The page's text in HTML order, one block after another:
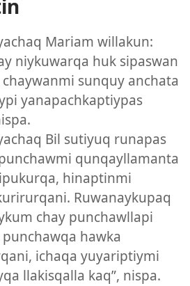
Mariam willakun:
niykuwarqa huk sipaswan
sunquy anchata
yanapachkaptiypas
Bil sutiyuq runapas
qunqayllamanta
hinaptinmi
Ruwanaykupaq
chay punchawllapi
hawka
ichaqa yuyariptiymi
llakisqalla kaq”, nispa.